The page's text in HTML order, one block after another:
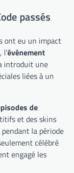
passés
ont eu un impact
événement
introduit une
liées à un
de
et des skins
la période
célébré
engagé les